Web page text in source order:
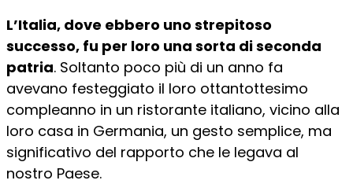
L’Italia, dove ebbero uno strepitoso
successo, fu per loro una sorta di seconda
patria. Soltanto poco più di un anno fa
avevano festeggiato il loro ottantottesimo
compleanno in un ristorante italiano, vicino alla
loro casa in Germania, un gesto semplice, ma
significativo del rapporto che le legava al
nostro Paese.